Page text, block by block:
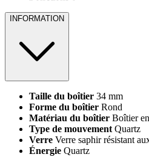
INFORMATION
Taille du boîtier 34 mm
Forme du boîtier Rond
Matériau du boîtier Boîtier
Type de mouvementQuartz
Verre Verre saphir résistant
Énergie Quartz